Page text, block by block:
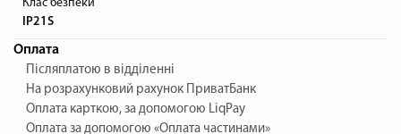
Клас безпеки
IP21S
Оплата
Післяплатою в відділенні
На розрахунковий рахунок ПриватБанк
Оплата карткою, за допомогою LiqPay
Оплата за допомогою «Оплата частинами»